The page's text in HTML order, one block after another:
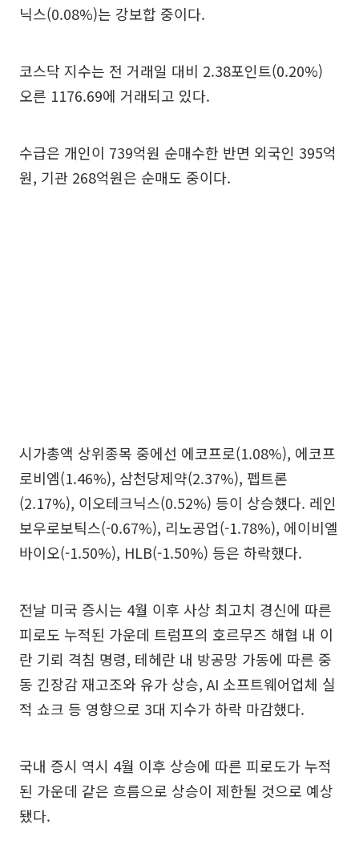
닉스(0.08%)는 강보합 중이다.
코스닥 지수는 전 거래일 대비 2.38포인트(0.20%)
오른 1176.69에 거래되고 있다.
수급은 개인이 739억원 순매수한 반면 외국인 395억
원, 기관 268억원은 순매도 중이다.
시가총액 상위종목 중에선 에코프로(1.08%), 에코프
로비엠(1.46%), 삼천당제약(2.37%), 펩트론
(2.17%), 이오테크닉스(0.52%) 등이 상승했다. 레인
보우로보틱스(-0.67%), 리노공업(-1.78%), 에이비엘
바이오(-1.50%), HLB(-1.50%) 등은 하락했다.
전날 미국 증시는 4월 이후 사상 최고치 경신에 따른
피로도 누적된 가운데 트럼프의 호르무즈 해협 내 이
란 기뢰 격침 명령, 테헤란 내 방공망 가동에 따른 중
동 긴장감 재고조와 유가 상승, AI 소프트웨어업체 실
적 쇼크 등 영향으로 3대 지수가 하락 마감했다.
국내 증시 역시 4월 이후 상승에 따른 피로도가 누적
된 가운데 같은 흐름으로 상승이 제한될 것으로 예상
됐다.